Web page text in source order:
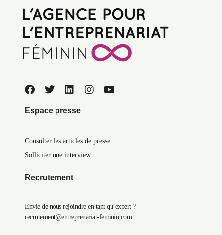
Espace presse
Consulter les articles de presse
Solliciter une interview
Recrutement
Envie de nous rejoindre en tant qu’expert ?
recrutement@entreprenariat-feminin.com